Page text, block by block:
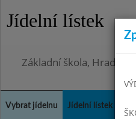
Jídelní lístek
Základní škola, Hradec
Vybrat jídelnu Jídelní lístek